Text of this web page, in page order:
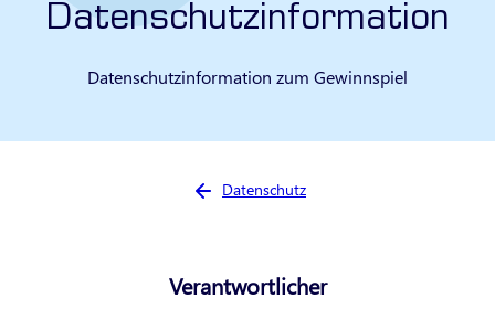
Datenschutzinformation
Datenschutzinformation zum Gewinnspiel
Sie sind hier:
Datenschutz
Verantwortlicher